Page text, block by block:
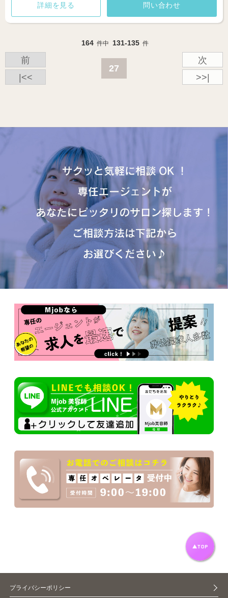
詳細を見る 問い合わせ
164 件中 131-135 件
|<<
前
27
次
>>|
プライバシーポリシー